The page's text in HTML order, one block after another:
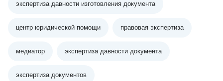
экспертиза давности изготовления документа
центр юридической помощи правовая экспертиза
медиатор экспертиза давности документа
экспертиза документов